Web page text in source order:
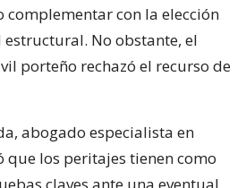
complementar con la elección
No obstante, el
porteño rechazó el recurso de
abogado especialista en
los peritajes tienen como